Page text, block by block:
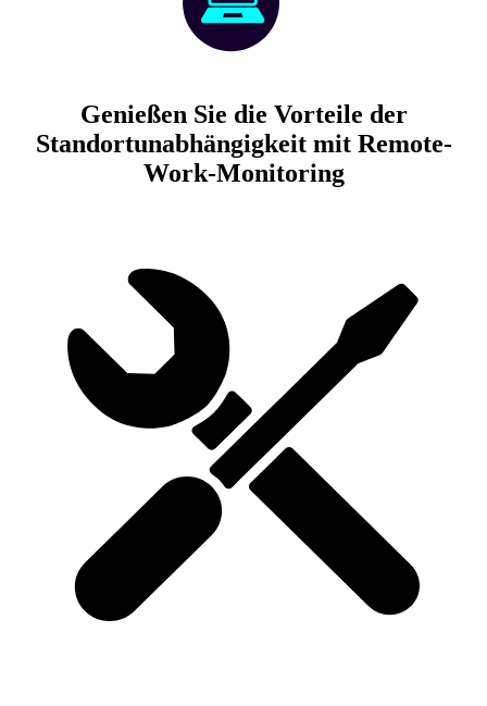
Genießen Sie die Vorteile der
Standortunabhängigkeit mit Remote-
Work-Monitoring